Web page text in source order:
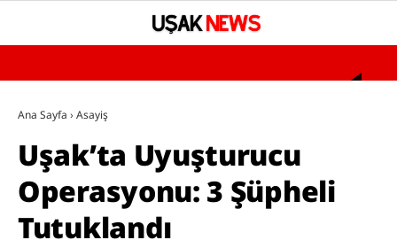
°
GÜNDEM
ASAYİŞ
SAĞLIK
Ana Sayfa › Asayiş
Uşak’ta Uyuşturucu
Operasyonu: 3 Şüpheli
Tutuklandı